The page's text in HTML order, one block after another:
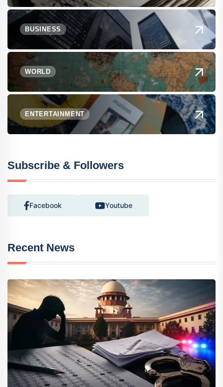
BUSINESS
WORLD
ENTERTAINMENT
Subscribe & Followers
Facebook Youtube
Recent News